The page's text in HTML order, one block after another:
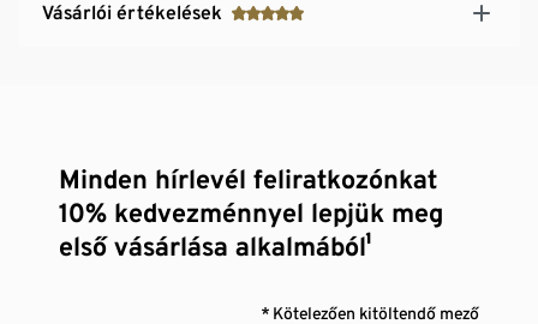
Vásárlói értékelések
Minden hírlevél feliratkozónkat
10% kedvezménnyel lepjük meg
első vásárlása alkalmából¹
* Kötelezően kitöltendő mező